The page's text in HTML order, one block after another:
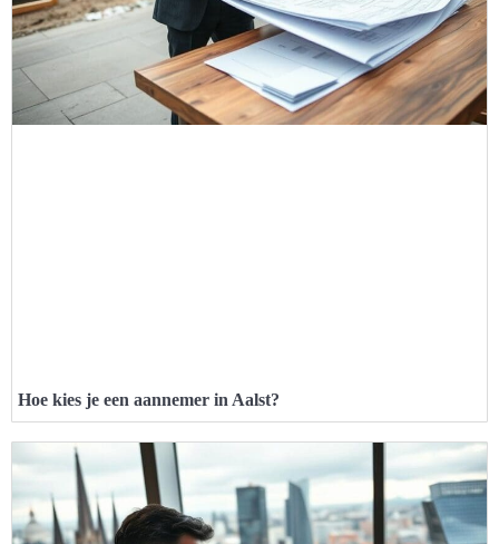
Hoe kies je een aannemer in Aalst?